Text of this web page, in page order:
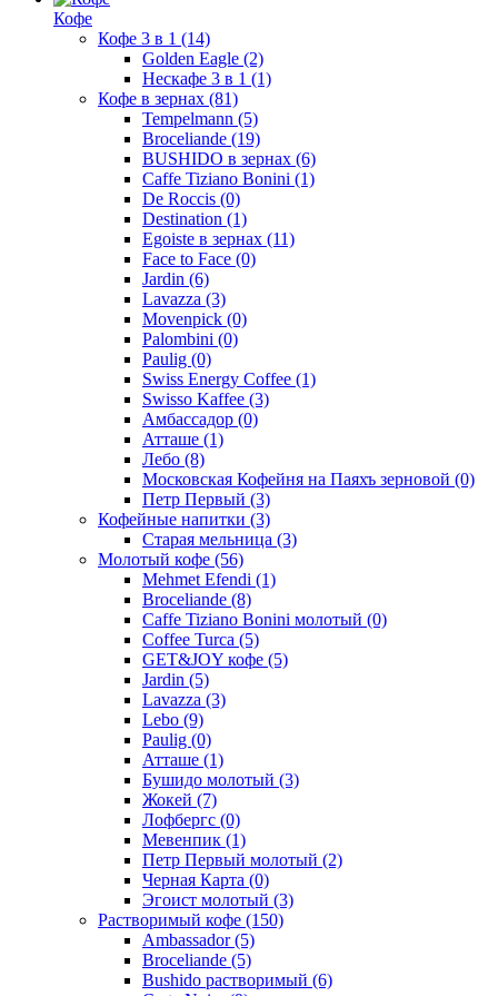
Кофе
Кофе 3 в 1 (14)
Golden Eagle (2)
Нескафе 3 в 1 (1)
Кофе в зернах (81)
Tempelmann (5)
Broceliande (19)
BUSHIDO в зернах (6)
Caffe Tiziano Bonini (1)
De Roccis (0)
Destination (1)
Egoiste в зернах (11)
Face to Face (0)
Jardin (6)
Lavazza (3)
Movenpick (0)
Palombini (0)
Paulig (0)
Swiss Energy Coffee (1)
Swisso Kaffee (3)
Амбассадор (0)
Атташе (1)
Лебо (8)
Московская Кофейня на Паяхъ зерновой (0)
Петр Первый (3)
Кофейные напитки (3)
Старая мельница (3)
Молотый кофе (56)
Mehmet Efendi (1)
Broceliande (8)
Caffe Tiziano Bonini молотый (0)
Coffee Turca (5)
GET&JOY кофе (5)
Jardin (5)
Lavazza (3)
Lebo (9)
Paulig (0)
Атташе (1)
Бушидо молотый (3)
Жокей (7)
Лофбергс (0)
Мевенпик (1)
Петр Первый молотый (2)
Черная Карта (0)
Эгоист молотый (3)
Растворимый кофе (150)
Ambassador(5)
Broceliande (5)
Bushido растворимый (6)